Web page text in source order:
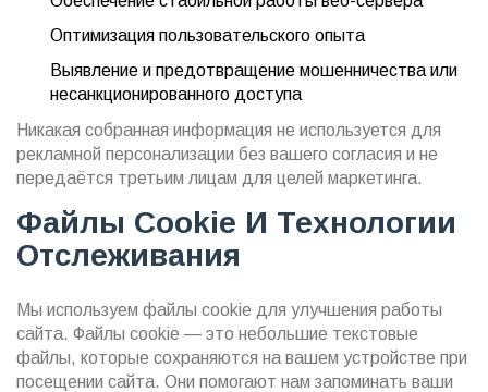
Оптимизация пользовательского опыта
Выявление и предотвращение мошенничества или
несанкционированного доступа
Никакая собранная информация не используется для
рекламной персонализации без вашего согласия и не
передаётся третьим лицам для целей маркетинга.
Файлы Cookie И Технологии
Отслеживания
Мы используем файлы cookie для улучшения работы
сайта. Файлы cookie — это небольшие текстовые
файлы, которые сохраняются на вашем устройстве при
посещении сайта. Они помогают нам запоминать ваши